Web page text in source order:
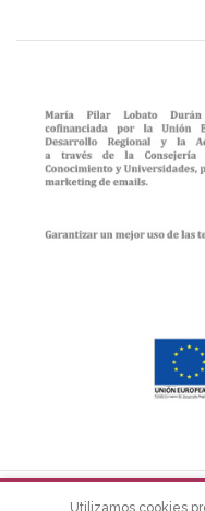
EL BAÚL DE PILUKY
Utilizamos cookies